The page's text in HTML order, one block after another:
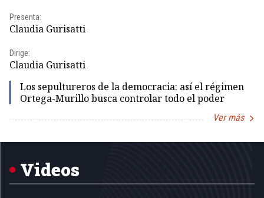
Presenta:
Claudia Gurisatti
Dirige:
Claudia Gurisatti
Los sepultureros de la democracia: así el régimen
Ortega-Murillo busca controlar todo el poder
Ver más
1
Videos